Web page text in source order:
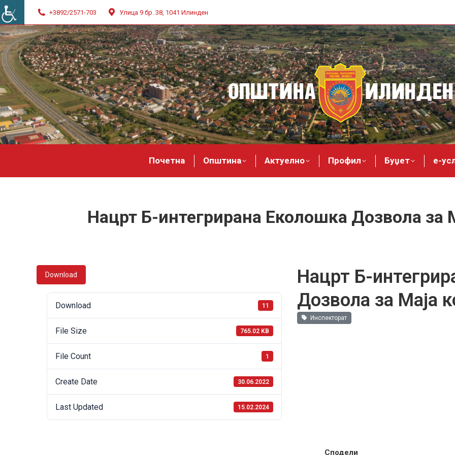
+3892/2571-703 Улица 9 бр. 38, 1041 Илинден
Почетна Општина Актуелно Профил Буџет е-
Нацрт Б-интегрирана Еколошка Дозвола за
Download
Download 11
File Size 765.02 KB
File Count 1
Create Date 30.06.2022
Last Updated 15.02.2024
Нацрт Б-
Дозвола за Маја
Инспекторат
Сподели